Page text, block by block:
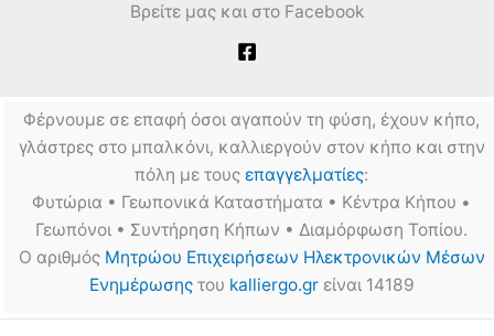
Βρείτε μας και στο Facebook
Φέρνουμε σε επαφή όσοι αγαπούν τη φύση, έχουν κήπο,
γλάστρες στο μπαλκόνι, καλλιεργούν στον κήπο και στην
πόλη με τους επαγγελματίες:
Φυτώρια • Γεωπονικά Καταστήματα • Κέντρα Κήπου •
Γεωπόνοι • Συντήρηση Κήπων • Διαμόρφωση Τοπίου.
Ο αριθμός Μητρώου Επιχειρήσεων Ηλεκτρονικών Μέσων
Ενημέρωσηςτου kalliergo.grείναι 14189